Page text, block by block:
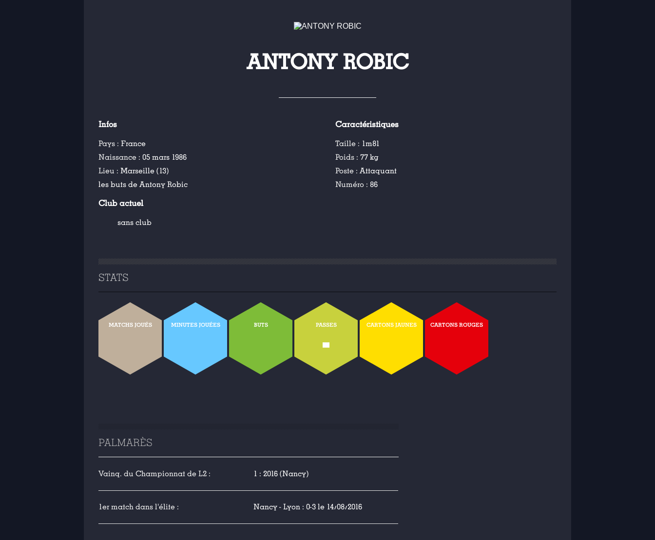
ANTONY ROBIC
Infos
Pays : France
Naissance : 05 mars 1986
Lieu : Marseille (13)
les buts de Antony Robic
Caractéristiques
Taille : 1m81
Poids :77 kg
Poste :Attaquant
Numéro :86
Club actuel
sans club
STATS
MATCHS JOUÉS MINUTES JOUÉES BUTS PASSES
-
CARTONS JAUNES CARTONS ROUGES
PALMARÈS
Vainq. du Championnat de L2 : 1 : 2016 (Nancy)
1er match dans l'élite : Nancy - Lyon : 0-3 le 14/08/2016